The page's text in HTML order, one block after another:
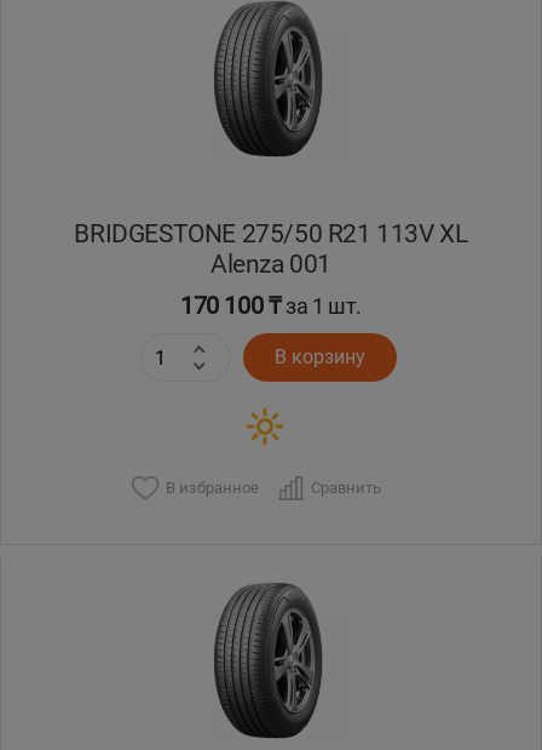
BRIDGESTONE 275/50 R21 113V XL
Alenza 001
170 100 ₸за 1 шт.
В корзину
В избранное Сравнить